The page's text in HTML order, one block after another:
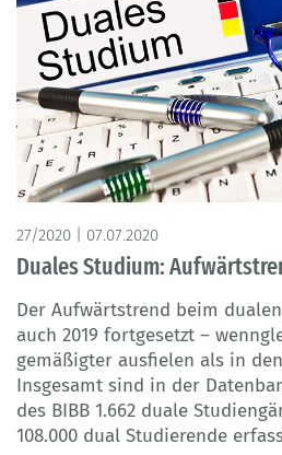
© Pixelot – Adobe Stock
27/2020 | 07.07.2020
Duales Studium:
Der Aufwärtstrend beim
auch 2019 fortgesetzt –
gemäßigter ausfielen als in
Insgesamt sind in der
des BIBB 1.662 duale
108.000 dual Studierende